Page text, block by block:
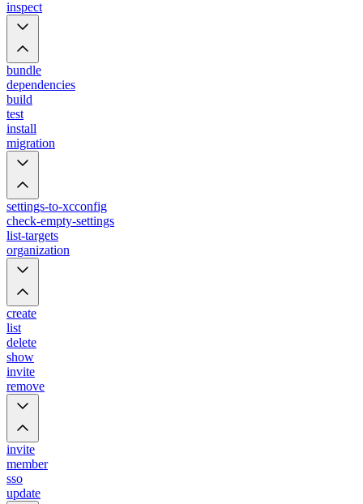
inspect
bundle
dependencies
build
test
install
migration
settings-to-xcconfig
check-empty-settings
list-targets
organization
create
list
delete
show
invite
remove
invite
member
sso
update